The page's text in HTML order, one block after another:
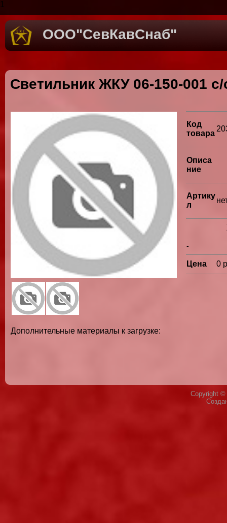
1
ООО"СевКавСнаб"
Светильник ЖКУ 06-150-001 с/
Дополнительные материалы к загрузке:
Код
товара
Описа
ние
Артику
л
-
Цена 0
Copyright